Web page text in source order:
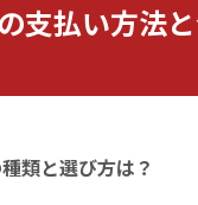
支払い方法
類と選び方は？